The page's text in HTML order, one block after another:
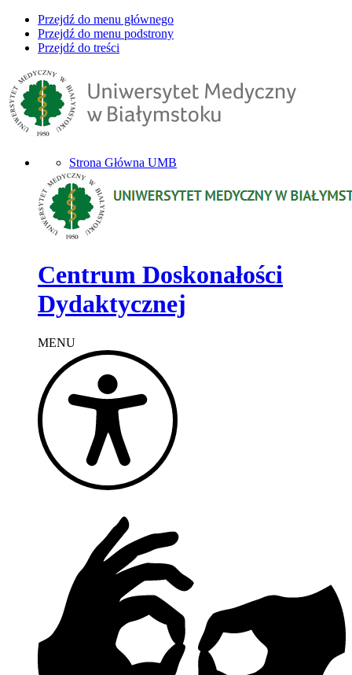
Przejdź do menu głównego
Przejdź do menu podstrony
Przejdź do treści
Strona Główna UMB
Centrum Doskonałości
Dydaktycznej
MENU